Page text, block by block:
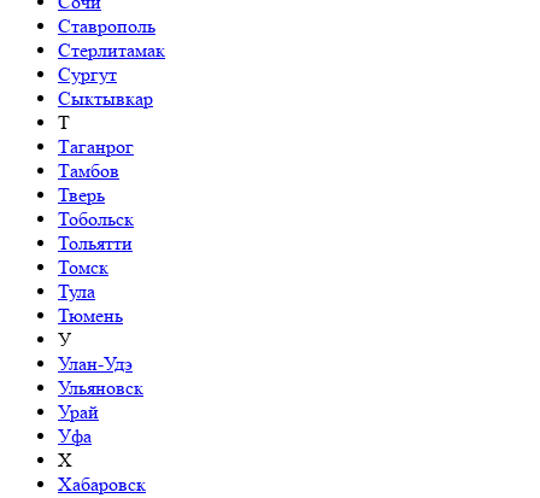
Ставрополь
Стерлитамак
Сургут
Сыктывкар
Т
Таганрог
Тамбов
Тверь
Тобольск
Тольятти
Томск
Тула
Тюмень
У
Улан-Удэ
Ульяновск
Урай
Уфа
Х
Хабаровск